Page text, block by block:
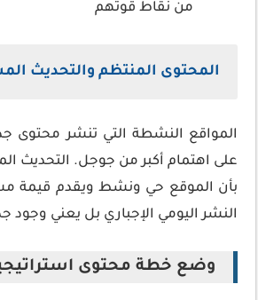
من نقاط قوتهم
المحتوى المنتظم والتحديث
المواقع النشطة التي تنشر محتوى
على اهتمام أكبر من جوجل. التحديث
بأن الموقع حي ونشط ويقدم قيمة
النشر اليومي الإجباري بل يعني
وضع خطة محتوى